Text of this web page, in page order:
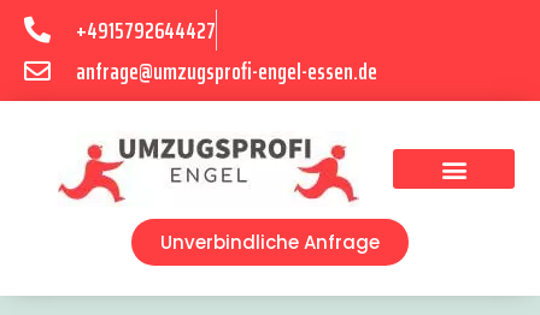
+4915792644427
anfrage@umzugsprofi-engel-essen.de
Unverbindliche Anfrage